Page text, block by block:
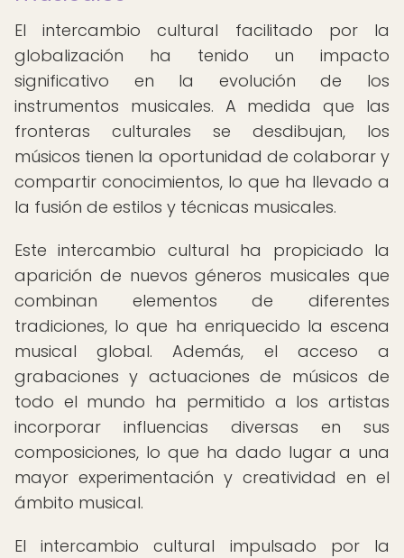
El intercambio cultural facilitado por la
globalización ha tenido un impacto
significativo en la evolución de los
instrumentos musicales. A medida que las
fronteras culturales se desdibujan, los
músicos tienen la oportunidad de colaborar y
compartir conocimientos, lo que ha llevado a
la fusión de estilos y técnicas musicales.
Este intercambio cultural ha propiciado la
aparición de nuevos géneros musicales que
combinan elementos de diferentes
tradiciones, lo que ha enriquecido la escena
musical global. Además, el acceso a
grabaciones y actuaciones de músicos de
todo el mundo ha permitido a los artistas
incorporar influencias diversas en sus
composiciones, lo que ha dado lugar a una
mayor experimentación y creatividad en el
ámbito musical.
El intercambio cultural impulsado por la